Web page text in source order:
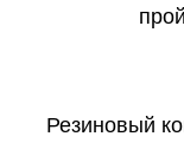
Резиновый